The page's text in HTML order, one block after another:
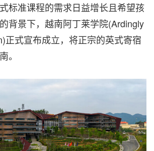
标准课程的需求日益增长且希望孩
背景下，越南阿丁莱学院(Ardingly
正式宣布成立，将正宗的英式寄宿
。